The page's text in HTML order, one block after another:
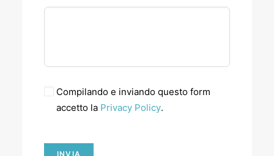
Compilando e inviando questo form
accetto la Privacy Policy.
INVIA